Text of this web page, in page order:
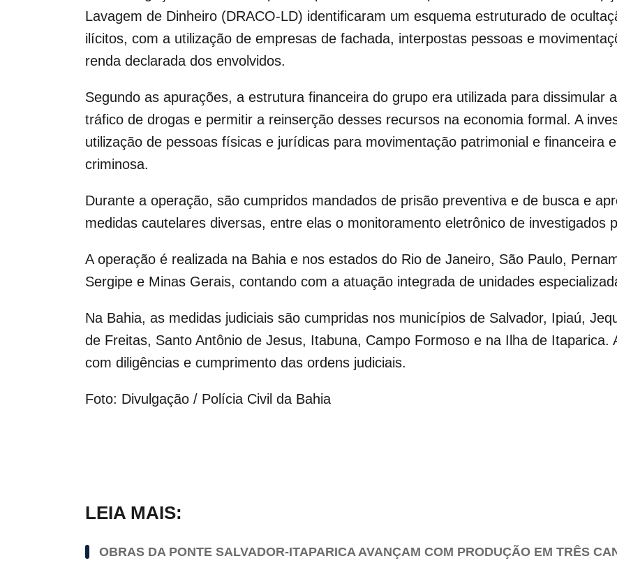
Lavagem de Dinheiro (DRACO-LD) identificaram um esquema estruturado de
ilícitos, com a utilização de empresas de fachada, interpostas pessoas e
renda declarada dos envolvidos.
Segundo as apurações, a estrutura financeira do grupo era utilizada para dissimular
tráfico de drogas e permitir a reinserção desses recursos na economia formal. A
utilização de pessoas físicas e jurídicas para movimentação patrimonial e financeira
criminosa.
Durante a operação, são cumpridos mandados de prisão preventiva e de busca e
medidas cautelares diversas, entre elas o monitoramento eletrônico de investigados
A operação é realizada na Bahia e nos estados do Rio de Janeiro, São Paulo,
Sergipe e Minas Gerais, contando com a atuação integrada de unidades
Na Bahia, as medidas judiciais são cumpridas nos municípios de Salvador, Ipiaú,
de Freitas, Santo Antônio de Jesus, Itabuna, Campo Formoso e na Ilha de Itaparica.
com diligências e cumprimento das ordens judiciais.
Foto: Divulgação / Polícia Civil da Bahia
LEIA MAIS:
OBRAS DA PONTE SALVADOR-ITAPARICA AVANÇAM COM PRODUÇÃO EM TRÊS